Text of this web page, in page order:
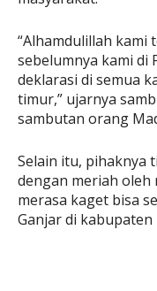
“Alhamdulillah kami
sebelumnya kami di
deklarasi di semua
timur,” ujarnya
sambutan orang
Selain itu, pihaknya
dengan meriah oleh
merasa kaget bisa
Ganjar di kabupaten